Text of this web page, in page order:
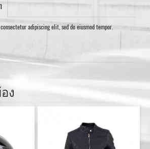
adipiscing elit, sed do eiusmod tempor.
ง